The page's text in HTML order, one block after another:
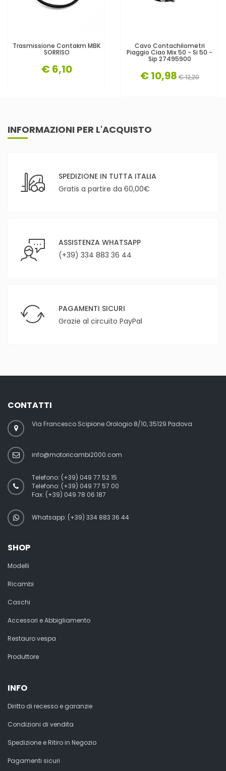
Trasmissione Contakm MBK
SORRISO
€ 6,10
Cavo Contachilometri
Piaggio Ciao Mix 50 - Si 50 -
Sip 27495900
€ 10,98 € 12,20
INFORMAZIONI PER L'ACQUISTO
SPEDIZIONE IN TUTTA ITALIA
Gratis a partire da 60,00€
ASSISTENZA WHATSAPP
(+39) 334 883 36 44
PAGAMENTI SICURI
Grazie al circuito PayPal
CONTATTI
Via Francesco Scipione Orologio 8/10, 35129 Padova
info@motoricambi2000.com
Telefono: (+39) 049 77 52 15
Telefono: (+39) 049 77 57 00
Fax: (+39) 049 78 06 187
Whatsapp: (+39) 334 883 36 44
SHOP
Modelli
Ricambi
Caschi
Accessori e Abbigliamento
Restauro vespa
Produttore
INFO
Diritto di recesso e garanzie
Condizioni di vendita
Spedizione e Ritiro in Negozio
Pagamenti sicuri